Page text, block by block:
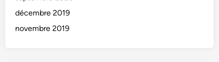
décembre 2019
novembre 2019